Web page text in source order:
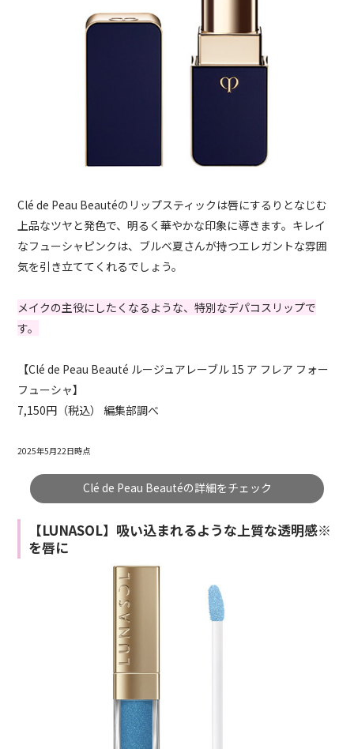
Clé de Peau Beautéのリップスティックは唇にするりとなじむ
上品なツヤと発色で、明るく華やかな印象に導きます。キレイ
なフューシャピンクは、ブルベ夏さんが持つエレガントな雰囲
気を引き立ててくれるでしょう。
メイクの主役にしたくなるような、特別なデパコスリップで
す。
【Clé de Peau Beauté ルージュアレーブル 15 ア フレア フォー
フューシャ】
7,150円（税込） 編集部調べ
2025年5月22日時点
Clé de Peau Beautéの詳細をチェック
【LUNASOL】吸い込まれるような上質な透明感※
を唇に